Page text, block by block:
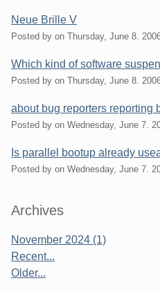
Neue Brille V
Posted by on Thursday, June 8.
Which kind of software
Posted by on Thursday, June 8.
about bug reporters reporting
Posted by on Wednesday, June 7.
Is parallel bootup already
Posted by on Wednesday, June 7.
Sidebar
Archives
November 2024 (1)
Recent...
Older...